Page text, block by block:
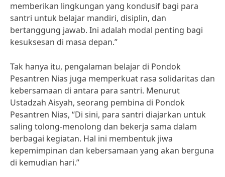
memberikan lingkungan yang kondusif bagi para
santri untuk belajar mandiri, disiplin, dan
bertanggung jawab. Ini adalah modal penting bagi
kesuksesan di masa depan.”
Tak hanya itu, pengalaman belajar di Pondok
Pesantren Nias juga memperkuat rasa solidaritas dan
kebersamaan di antara para santri. Menurut
Ustadzah Aisyah, seorang pembina di Pondok
Pesantren Nias, “Di sini, para santri diajarkan untuk
saling tolong-menolong dan bekerja sama dalam
berbagai kegiatan. Hal ini membentuk jiwa
kepemimpinan dan kebersamaan yang akan berguna
di kemudian hari.”